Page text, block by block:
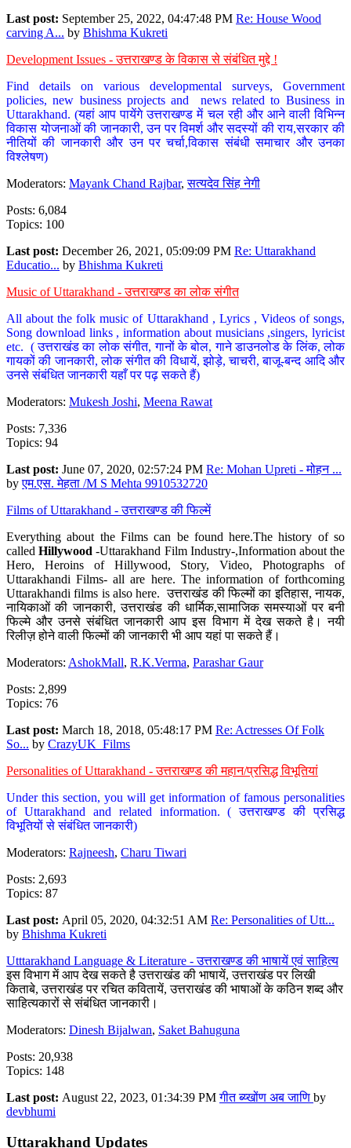
Last post: September 25, 2022, 04:47:48 PM Re: House Wood
carving A... by Bhishma Kukreti
Development Issues - उत्तराखण्ड के विकास से संबंधित मुद्दे !
Find details on various developmental surveys, Government
policies, new business projects and news related to Business in
Uttarakhand. (यहां आप पायेंगे उत्तराखण्ड में चल रही और आने वाली विभिन्न
विकास योजनाओं की जानकारी, उन पर विमर्श और सदस्यों की राय,सरकार की
नीतियों की जानकारी और उन पर चर्चा,विकास संबंधी समाचार और उनका
विश्लेषण)
Moderators: Mayank Chand Rajbar,सत्यदेव सिंह नेगी
Posts: 6,084
Topics: 100
Last post: December 26, 2021, 05:09:09 PM Re: Uttarakhand
Educatio... by Bhishma Kukreti
Music of Uttarakhand - उत्तराखण्ड का लोक संगीत
All about the folk music of Uttarakhand , Lyrics , Videos of songs,
Song download links , information about musicians ,singers, lyricist
etc. ( उत्तराखंड का लोक संगीत, गानों के बोल, गाने डाउनलोड के लिंक, लोक
गायकों की जानकारी, लोक संगीत की विधायें, झोड़े, चाचरी, बाजू-बन्द आदि और
उनसे संबंधित जानकारी यहाँ पर पढ़ सकते हैं)
Moderators: Mukesh Joshi, Meena Rawat
Posts: 7,336
Topics: 94
Last post: June 07, 2020, 02:57:24 PM Re: Mohan Upreti - मोहन ...
byएम.एस. मेहता /M S Mehta 9910532720
Films of Uttarakhand - उत्तराखण्ड की फिल्में
Everything about the Films can be found here.The history of so
calledHillywood-Uttarakhand Film Industry-,Information about the
Hero, Heroins of Hillywood, Story, Video, Photographs of
Uttarakhandi Films- all are here. The information of forthcoming
Uttarakhandi films is also here. उत्तराखंड की फिल्मों का इतिहास, नायक,
नायिकाओं की जानकारी, उत्तराखंड की धार्मिक,सामाजिक समस्याओं पर बनी
फिल्मे और उनसे संबंधित जानकारी आप इस विभाग में देख सकते है। नयी
रिलीज़ होने वाली फिल्मों की जानकारी भी आप यहां पा सकते हैं।
Moderators: AshokMall, R.K.Verma, Parashar Gaur
Posts: 2,899
Topics: 76
Last post: March 18, 2018, 05:48:17 PM Re: Actresses Of Folk
So... by CrazyUK_Films
Personalities of Uttarakhand - उत्तराखण्ड की महान/प्रसिद्ध विभूतियां
Under this section, you will get information of famous personalities
of Uttarakhand and related information. ( उत्तराखण्ड की प्रसिद्ध
विभूतियों से संबंधित जानकारी)
Moderators: Rajneesh, Charu Tiwari
Posts: 2,693
Topics: 87
Last post: April 05, 2020, 04:32:51 AM Re: Personalities of Utt...
by Bhishma Kukreti
Utttarakhand Language & Literature - उत्तराखण्ड की भाषायें एवं साहित्य
इस विभाग में आप देख सकते है उत्तराखंड की भाषायें, उत्तराखंड पर लिखी
किताबे, उत्तराखंड पर रचित कवितायें, उत्तराखंड की भाषाओं के कठिन शब्द और
साहित्यकारों से संबंधित जानकारी।
Moderators: Dinesh Bijalwan, Saket Bahuguna
Posts: 20,938
Topics: 148
Last post: August 22, 2023, 01:34:39 PMगीत ब्य्खोंण अब जाणि by
devbhumi
Uttarakhand Updates